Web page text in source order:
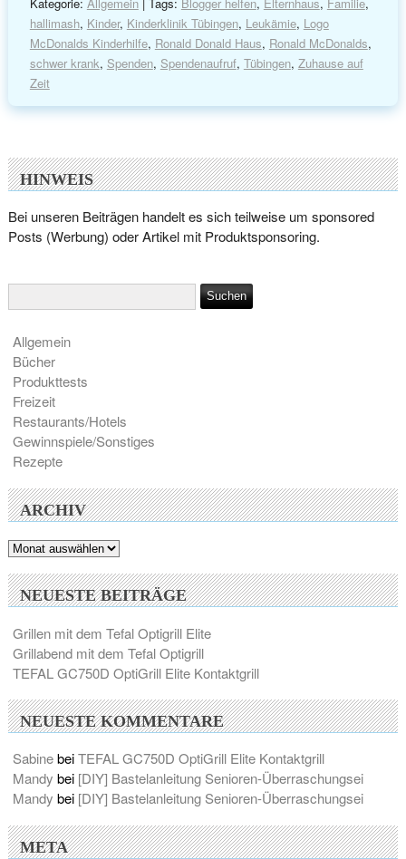
Kategorie: Allgemein| Tags: Blogger helfen, Elternhaus, Familie,
hallimash, Kinder, Kinderklinik Tübingen, Leukämie, Logo
McDonalds Kinderhilfe, Ronald Donald Haus, Ronald McDonalds,
schwer krank, Spenden, Spendenaufruf, Tübingen, Zuhause auf
Zeit
HINWEIS
Bei unseren Beiträgen handelt es sich teilweise um sponsored
Posts (Werbung) oder Artikel mit Produktsponsoring.
Allgemein
Bücher
Produkttests
Freizeit
Restaurants/Hotels
Gewinnspiele/Sonstiges
Rezepte
ARCHIV
Archiv
NEUESTE BEITRÄGE
Grillen mit dem Tefal Optigrill Elite
Grillabend mit dem Tefal Optigrill
TEFAL GC750D OptiGrill Elite Kontaktgrill
NEUESTE KOMMENTARE
SabinebeiTEFAL GC750D OptiGrill Elite Kontaktgrill
Mandy bei [DIY] Bastelanleitung Senioren-Überraschungsei
Mandy bei [DIY] Bastelanleitung Senioren-Überraschungsei
META